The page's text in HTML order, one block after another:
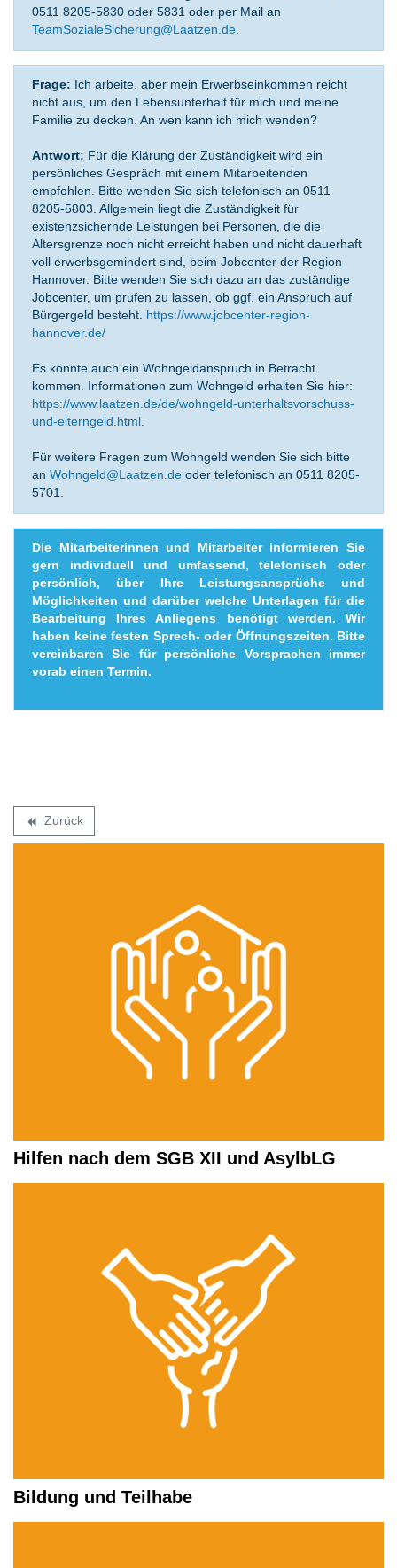
0511 8205-5830 oder 5831 oder per Mail an
TeamSozialeSicherung@Laatzen.de.
Frage: Ich arbeite, aber mein Erwerbseinkommen reicht
nicht aus, um den Lebensunterhalt für mich und meine
Familie zu decken. An wen kann ich mich wenden?
Antwort: Für die Klärung der Zuständigkeit wird ein
persönliches Gespräch mit einem Mitarbeitenden
empfohlen. Bitte wenden Sie sich telefonisch an 0511
8205-5803. Allgemein liegt die Zuständigkeit für
existenzsichernde Leistungen bei Personen, die die
Altersgrenze noch nicht erreicht haben und nicht dauerhaft
voll erwerbsgemindert sind, beim Jobcenter der Region
Hannover. Bitte wenden Sie sich dazu an das zuständige
Jobcenter, um prüfen zu lassen, ob ggf. ein Anspruch auf
Bürgergeld besteht. https://www.jobcenter-region-
hannover.de/
Es könnte auch ein Wohngeldanspruch in Betracht
kommen. Informationen zum Wohngeld erhalten Sie hier:
https://www.laatzen.de/de/wohngeld-unterhaltsvorschuss-
und-elterngeld.html .
Für weitere Fragen zum Wohngeld wenden Sie sich bitte
an Wohngeld@Laatzen.de oder telefonisch an 0511 8205-
5701.
Die Mitarbeiterinnen und Mitarbeiter informieren Sie
gern individuell und umfassend, telefonisch oder
persönlich, über Ihre Leistungsansprüche und
Möglichkeiten und darüber welche Unterlagen für die
Bearbeitung Ihres Anliegens benötigt werden. Wir
haben keine festen Sprech- oder Öffnungszeiten. Bitte
vereinbaren Sie für persönliche Vorsprachen immer
vorab einen Termin.
backward Zurück
Hilfen nach dem SGB XII und AsylbLG
Bildung und Teilhabe